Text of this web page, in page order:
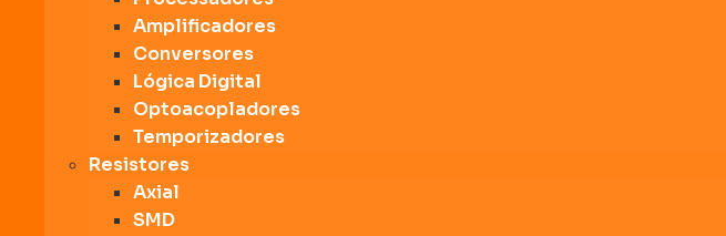
Amplificadores
Conversores
Lógica Digital
Optoacopladores
Temporizadores
Resistores
Axial
SMD